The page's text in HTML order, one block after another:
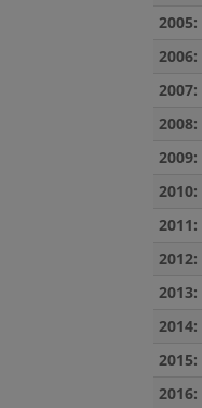
2005:
2006:
2007:
2008:
2009:
2010:
2011:
2012:
2013:
2014:
2015:
2016: